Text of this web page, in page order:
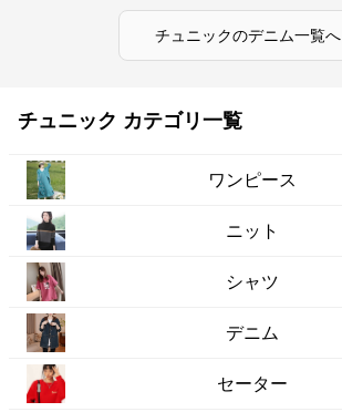
チュニックのデニム一覧へ
チュニック カテゴリ一覧
ワンピース
ニット
シャツ
デニム
セーター